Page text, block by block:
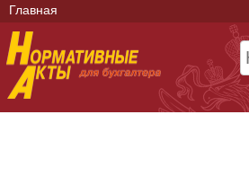
Главная